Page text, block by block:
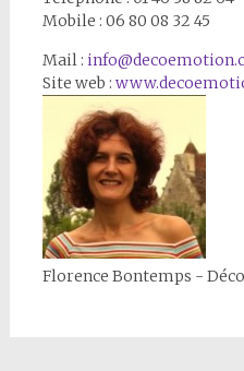
Mobile : 06 80 08 32 45
Mail :
Site web :
Florence Bontemps -